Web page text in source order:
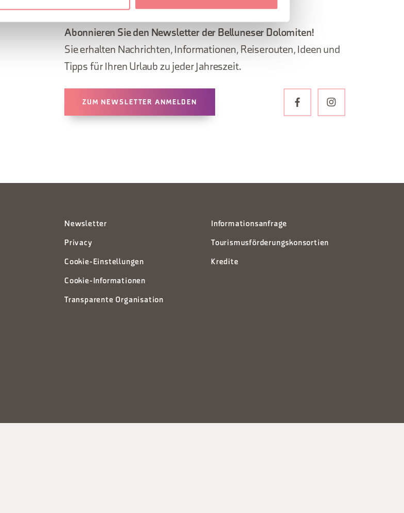
Abonnieren Sie den Newsletter der Belluneser Dolomiten!
Sie erhalten Nachrichten, Informationen, Reiserouten, Ideen und
Tipps für Ihren Urlaub zu jeder Jahreszeit.
ZUM NEWSLETTER ANMELDEN
Newsletter
Privacy
Cookie-Einstellungen
Cookie-Informationen
Transparente Organisation
Informationsanfrage
Tourismusförderungskonsortien
Kredite